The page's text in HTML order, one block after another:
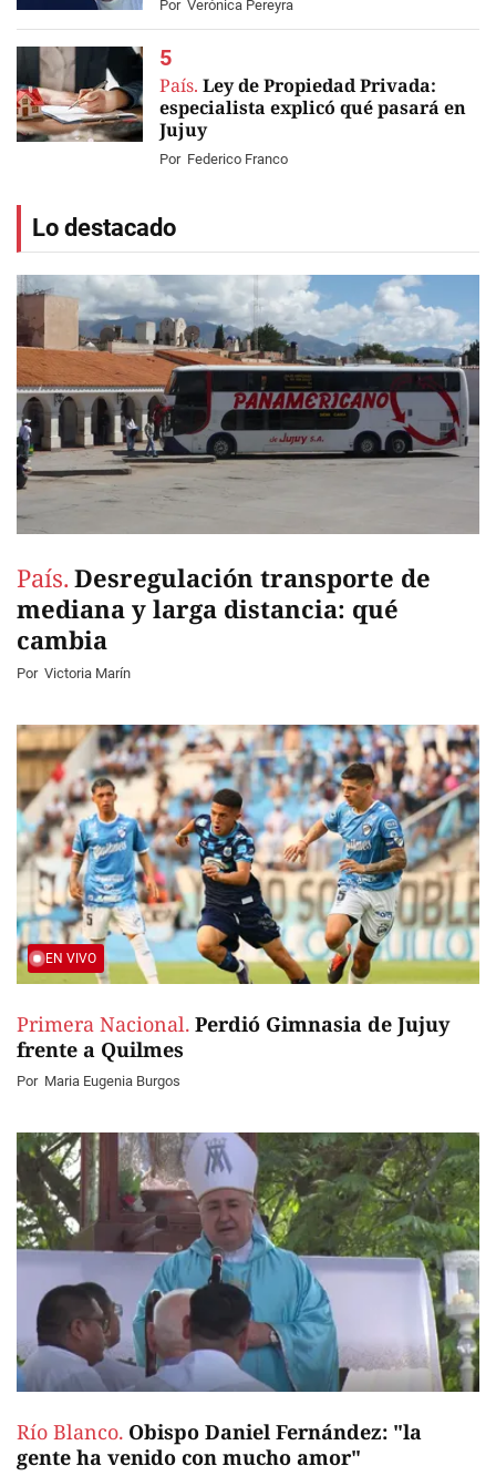
Por Verónica Pereyra
País. Ley de Propiedad Privada:
especialista explicó qué pasará en
Jujuy
Por Federico Franco
Lo destacado
País. Desregulación transporte de
mediana y larga distancia: qué
cambia
Por Victoria Marín
EN VIVO
Primera Nacional. Perdió Gimnasia de Jujuy
frente a Quilmes
Por Maria Eugenia Burgos
Río Blanco. Obispo Daniel Fernández: "la
gente ha venido con mucho amor"